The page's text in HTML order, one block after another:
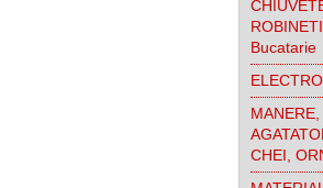
Bucatarie
MANERE,
CHEI,